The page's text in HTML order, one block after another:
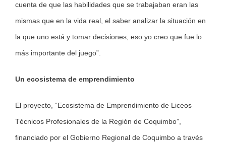
cuenta de que las habilidades que se trabajaban eran las
mismas que en la vida real, el saber analizar la situación en
la que uno está y tomar decisiones, eso yo creo que fue lo
más importante del juego”.
Un ecosistema de emprendimiento
El proyecto, “Ecosistema de Emprendimiento de Liceos
Técnicos Profesionales de la Región de Coquimbo”,
financiado por el Gobierno Regional de Coquimbo a través